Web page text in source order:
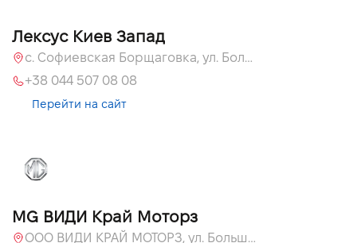
Лексус Киев Запад
с. Софиевская Борщаговка, ул. Большая Кольцевая, 58
+38 044 507 08 08
Перейти на сайт
MG ВИДИ Край Моторз
ООО ВИДИ КРАЙ МОТОРЗ, ул. Большая Кольцевая, 60а